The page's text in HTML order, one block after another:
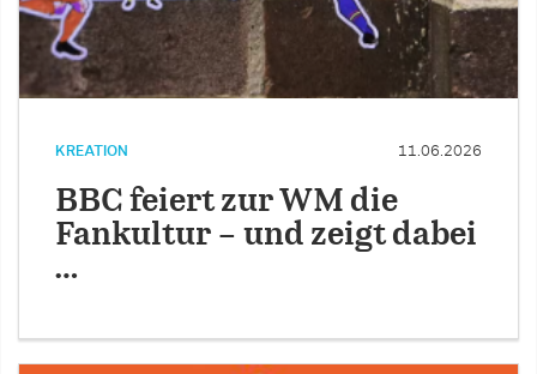
KREATION 11.06.2026
BBC feiert zur WM die
Fankultur – und zeigt dabei
…